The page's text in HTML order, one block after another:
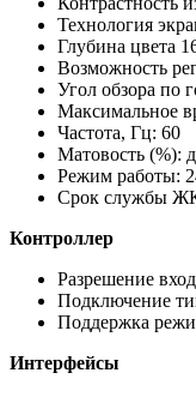
Технология
Глубина цвета
Возможность
Угол обзора по
Максимальное
Частота, Гц: 60
Матовость (%):
Режим работы:
Срок службы
Контроллер
Разрешение
Подключение
Поддержка
Интерфейсы